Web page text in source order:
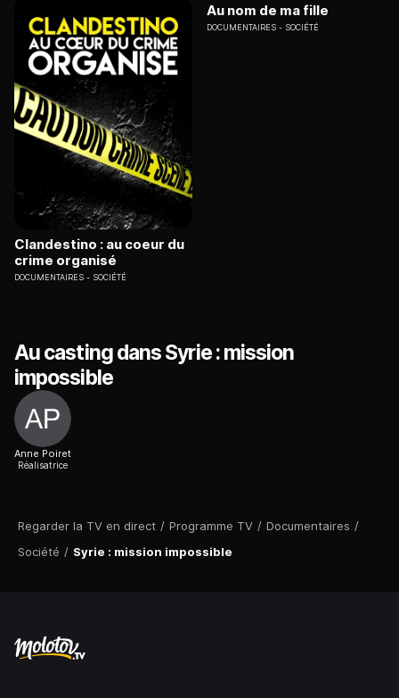
Regarder la TV en direct / Programme TV / Documentaires /
Société / Syrie : mission impossible
Clandestino : au coeur du
crime organisé
DOCUMENTAIRES SOCIÉTÉ
Au nom de ma fille
DOCUMENTAIRES SOCIÉTÉ
Au casting dans Syrie : mission
impossible
Anne Poiret
Réalisatrice